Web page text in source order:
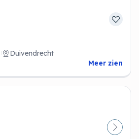
Duivendrecht
Meer zien